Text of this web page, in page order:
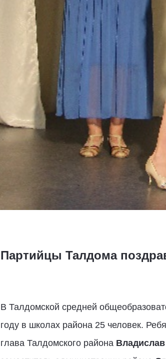
Партийцы Талдома
В Талдомской средней
году в школах района 25 человек.
глава Талдомского района